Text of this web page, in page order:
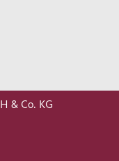
& Co. KG